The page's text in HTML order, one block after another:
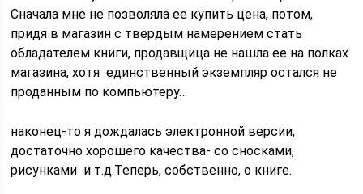
Сначала мне не позволяла ее купить цена, потом,
придя в магазин с твердым намерением стать
обладателем книги, продавщица не нашла ее на полках
магазина, хотя единственный экземпляр остался не
проданным по компьютеру…
наконец-то я дождалась электронной версии,
достаточно хорошего качества- со сносками,
рисунками и т.д.Теперь, собственно, о книге.